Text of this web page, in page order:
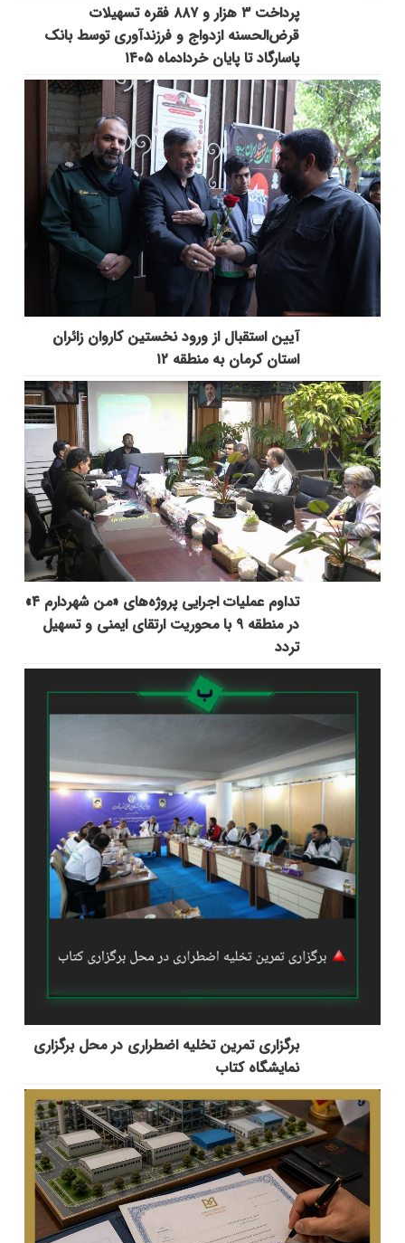
پرداخت ۳ هزار و ۸۸۷ فقره تسهیلات
قرض‌الحسنه ازدواج و فرزندآوری توسط بانک
پاسارگاد تا پایان خردادماه ۱۴۰۵
آیین استقبال از ورود نخستین کاروان زائران
استان کرمان به منطقه ۱۲
تداوم عملیات اجرایی پروژه‌های «من شهردارم ۴»
در منطقه ۹ با محوریت ارتقای ایمنی و تسهیل
تردد
برگزاری تمرین تخلیه اضطراری در محل برگزاری
نمایشگاه کتاب